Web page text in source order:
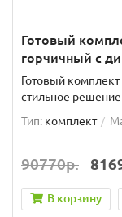
Готовый
горчичный с
Готовый
стильное
Тип: комплект
90770р.
В корзину